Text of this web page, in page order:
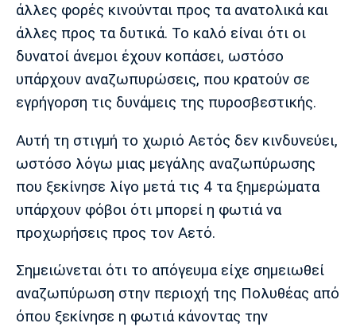
άλλες φορές κινούνται προς τα ανατολικά και
άλλες προς τα δυτικά. Το καλό είναι ότι οι
δυνατοί άνεμοι έχουν κοπάσει, ωστόσο
υπάρχουν αναζωπυρώσεις, που κρατούν σε
εγρήγορση τις δυνάμεις της πυροσβεστικής.
Αυτή τη στιγμή το χωριό Αετός δεν κινδυνεύει,
ωστόσο λόγω μιας μεγάλης αναζωπύρωσης
που ξεκίνησε λίγο μετά τις 4 τα ξημερώματα
υπάρχουν φόβοι ότι μπορεί η φωτιά να
προχωρήσεις προς τον Αετό.
Σημειώνεται ότι το απόγευμα είχε σημειωθεί
αναζωπύρωση στην περιοχή της Πολυθέας από
όπου ξεκίνησε η φωτιά κάνοντας την